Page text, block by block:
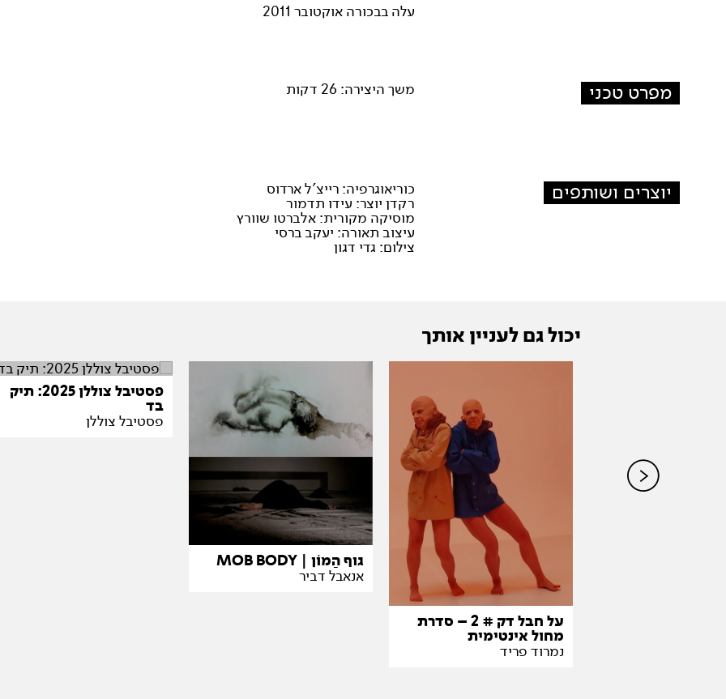
עלה בבכורה אוקטובר 2011
מפרט טכני משך היצירה: 26 דקות
יוצרים ושותפים כוריאוגרפיה: רייצ'ל ארדוס
רקדן יוצר: עידו תדמור
מוסיקה מקורית: אלברטו שוורץ
עיצוב תאורה: יעקב ברסי
צילום: גדי דגון
יכול גם לעניין אותך
על חבל דק # 2 – סדרת
מחול אינטימית
נמרוד פריד
גוף הַמוֹן | MOB BODY
אנאבל דביר
פסטיבל צוללן 2025: תיק
בד
פסטיבל צוללן